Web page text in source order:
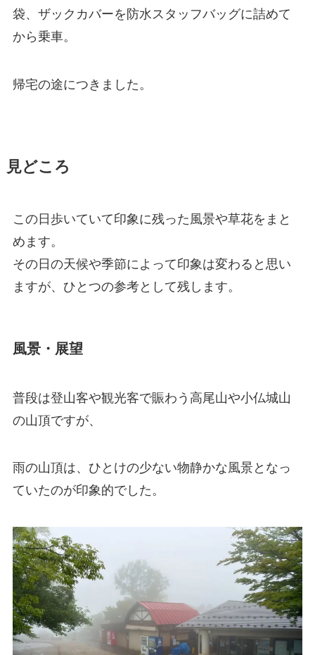
袋、ザックカバーを防水スタッフバッグに詰めて
から乗車。
帰宅の途につきました。
見どころ
この日歩いていて印象に残った風景や草花をまと
めます。
その日の天候や季節によって印象は変わると思い
ますが、ひとつの参考として残します。
風景・展望
普段は登山客や観光客で賑わう高尾山や小仏城山
の山頂ですが、
雨の山頂は、ひとけの少ない物静かな風景となっ
ていたのが印象的でした。